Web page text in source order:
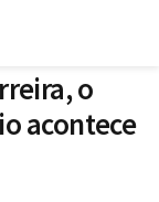
o
acontece